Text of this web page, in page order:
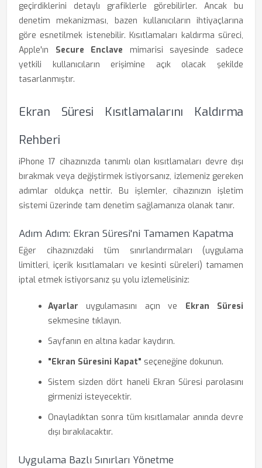
geçirdiklerini detaylı grafiklerle görebilirler. Ancak bu
denetim mekanizması, bazen kullanıcıların ihtiyaçlarına
göre esnetilmek istenebilir. Kısıtlamaları kaldırma süreci,
Apple'ın Secure Enclave mimarisi sayesinde sadece
yetkili kullanıcıların erişimine açık olacak şekilde
tasarlanmıştır.
Ekran Süresi Kısıtlamalarını Kaldırma
Rehberi
iPhone 17 cihazınızda tanımlı olan kısıtlamaları devre dışı
bırakmak veya değiştirmek istiyorsanız, izlemeniz gereken
adımlar oldukça nettir. Bu işlemler, cihazınızın işletim
sistemi üzerinde tam denetim sağlamanıza olanak tanır.
Adım Adım: Ekran Süresi'ni Tamamen Kapatma
Eğer cihazınızdaki tüm sınırlandırmaları (uygulama
limitleri, içerik kısıtlamaları ve kesinti süreleri) tamamen
iptal etmek istiyorsanız şu yolu izlemelisiniz:
Ayarlar uygulamasını açın ve Ekran Süresi
sekmesine tıklayın.
Sayfanın en altına kadar kaydırın.
"Ekran Süresini Kapat" seçeneğine dokunun.
Sistem sizden dört haneli Ekran Süresi parolasını
girmenizi isteyecektir.
Onayladıktan sonra tüm kısıtlamalar anında devre
dışı bırakılacaktır.
Uygulama Bazlı Sınırları Yönetme